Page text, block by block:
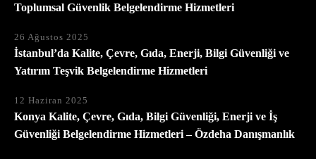
Toplumsal Güvenlik Belgelendirme Hizmetleri
26 Ağustos 2025
İstanbul’da Kalite, Çevre, Gıda, Enerji, Bilgi Güvenliği ve
Yatırım Teşvik Belgelendirme Hizmetleri
12 Haziran 2025
Konya Kalite, Çevre, Gıda, Bilgi Güvenliği, Enerji ve İş
Güvenliği Belgelendirme Hizmetleri – Özdeha Danışmanlık